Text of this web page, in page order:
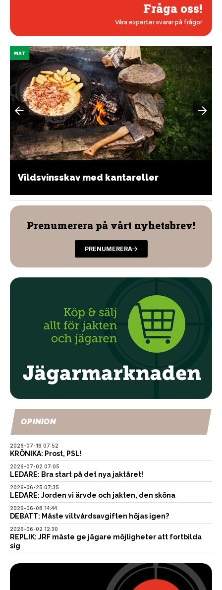
Fråga oss!
Våra experter svarar på frågor
MAT
Vildsvinsskav med kantareller
Prenumerera på vårt nyhetsbrev!
PRENUMERERA
OPINION
2026-07-16 07:52
KRÖNIKA: Prost, PSL!
2026-07-02 07:05
LEDARE: Bra start på det nya jaktåret!
2026-06-25 07:35
LEDARE: Jorden vi ärvde och jakten, den sköna
2026-06-08 14:44
DEBATT: Måste viltvårdsavgiften höjas igen?
2026-06-02 12:30
REPLIK: JRF måste ge jägare möjligheter att fortbilda
sig